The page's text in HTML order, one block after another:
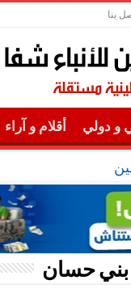
بنا
و دولي أقلام و آراء
بني حسان